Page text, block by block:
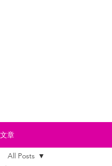
文章
All Posts